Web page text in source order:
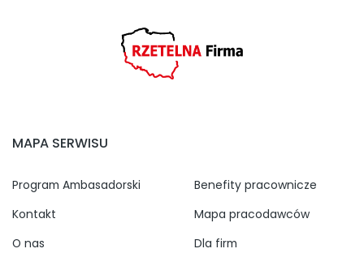
MAPA SERWISU
Program Ambasadorski
Kontakt
O nas
Benefity pracownicze
Mapa pracodawców
Dla firm